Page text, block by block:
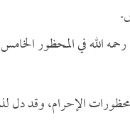
الله في المحظور
الإحرام، وقد